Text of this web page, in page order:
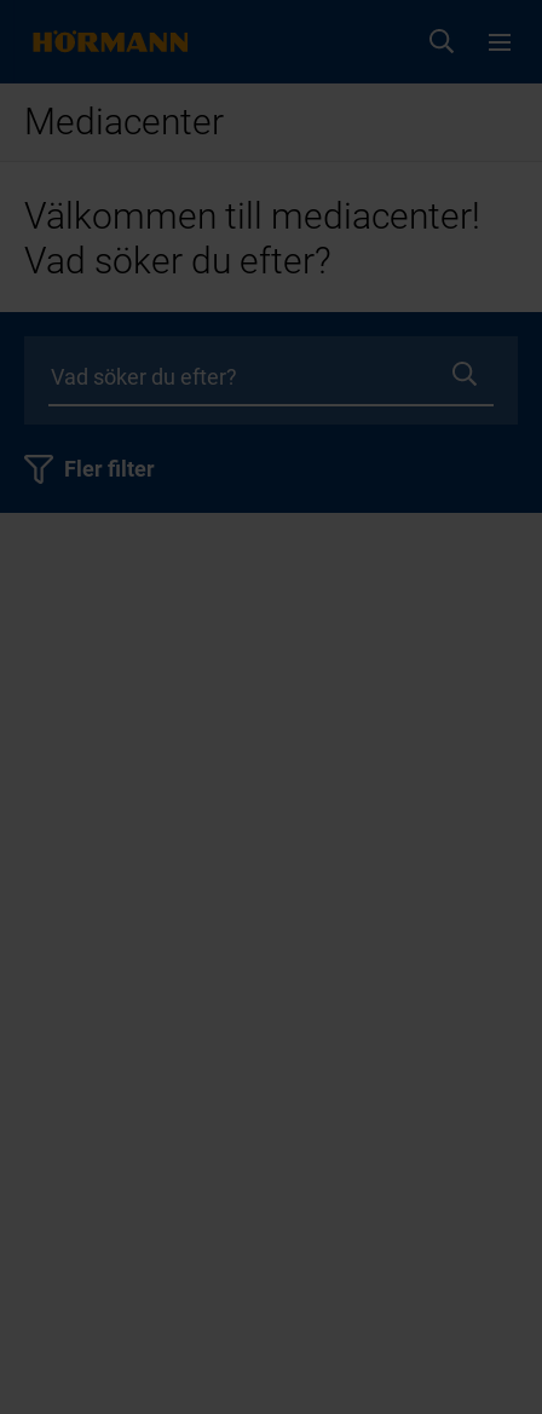
Mediacenter
Välkommen till mediacenter!
Vad söker du efter?
Fler filter